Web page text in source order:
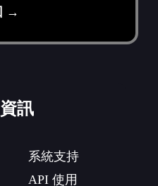
→
訊
系統支持
API 使用